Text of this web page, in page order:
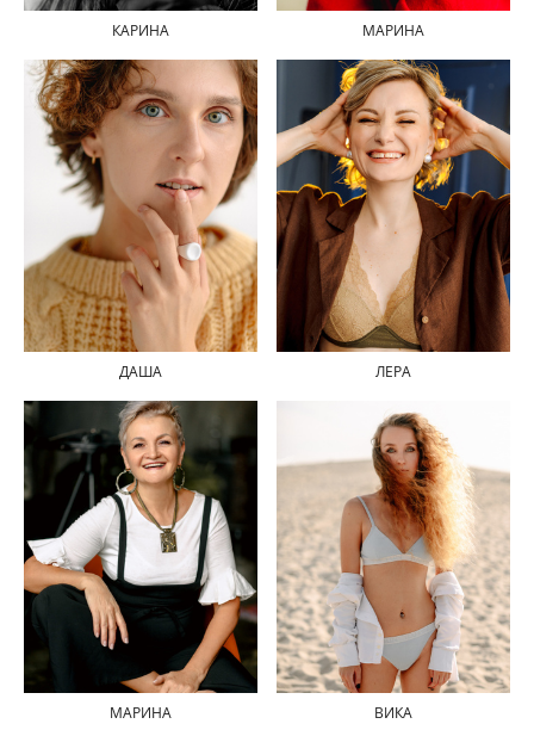
КАРИНА МАРИНА
ДАША ЛЕРА
МАРИНА ВИКА